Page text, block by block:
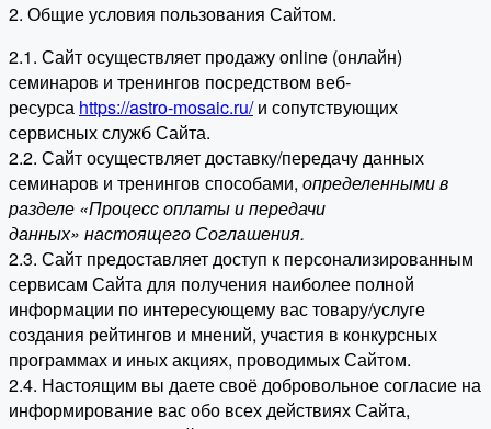
2. Общие условия пользования Сайтом.
2.1. Сайт осуществляет продажу online (онлайн)
семинаров и тренингов посредством веб-
ресурса https://astro-mosaic.ru/и сопутствующих
сервисных служб Сайта.
2.2. Сайт осуществляет доставку/передачу данных
семинаров и тренингов способами, определенными в
разделе «Процесс оплаты и передачи
данных» настоящего Соглашения.
2.3. Сайт предоставляет доступ к персонализированным
сервисам Сайта для получения наиболее полной
информации по интересующему вас товару/услуге
создания рейтингов и мнений, участия в конкурсных
программах и иных акциях, проводимых Сайтом.
2.4. Настоящим вы даете своё добровольное согласие на
информирование вас обо всех действиях Сайта,